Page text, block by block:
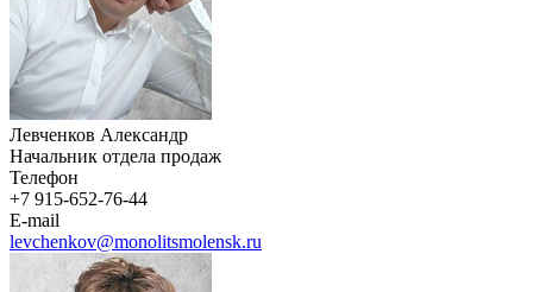
Левченков Александр
Начальник отдела продаж
Телефон
+7 915-652-76-44
E-mail
levchenkov@monolitsmolensk.ru